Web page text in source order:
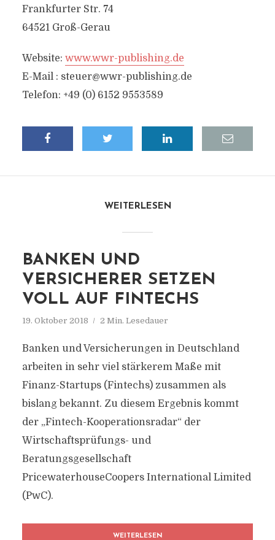
Frankfurter Str. 74
64521 Groß-Gerau
Website: www.wwr-publishing.de
E-Mail : steuer@wwr-publishing.de
Telefon: +49 (0) 6152 9553589
WEITERLESEN
BANKEN UND
VERSICHERER SETZEN
VOLL AUF FINTECHS
19. Oktober 2018 2 Min. Lesedauer
Banken und Versicherungen in Deutschland
arbeiten in sehr viel stärkerem Maße mit
Finanz-Startups (Fintechs) zusammen als
bislang bekannt. Zu diesem Ergebnis kommt
der „Fintech-Kooperationsradar“ der
Wirtschaftsprüfungs- und
Beratungsgesellschaft
PricewaterhouseCoopers International Limited
(PwC).
WEITERLESEN